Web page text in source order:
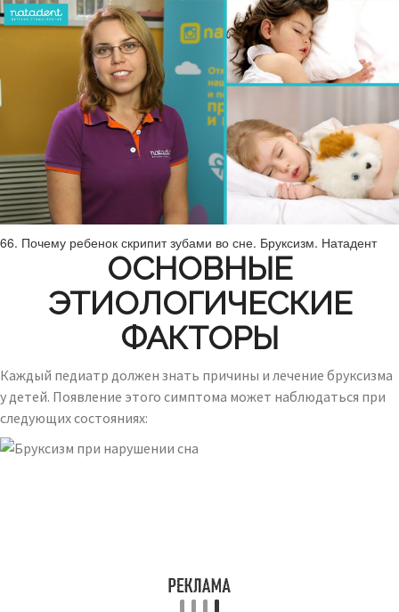
66. Почему ребенок скрипит зубами во сне. Бруксизм. Натадент
ОСНОВНЫЕ
ЭТИОЛОГИЧЕСКИЕ
ФАКТОРЫ
Каждый педиатр должен знать причины и лечение бруксизма
у детей. Появление этого симптома может наблюдаться при
следующих состояниях: